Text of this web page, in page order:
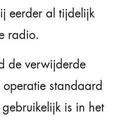
eerder al tijdelijk
radio.
de verwijderde
standaard
is in het